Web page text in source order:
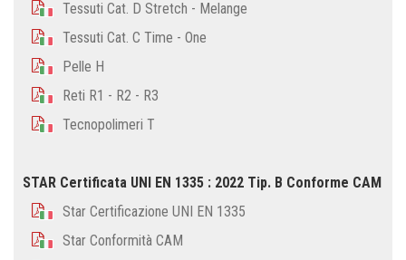
Tessuti Cat. D Stretch - Melange
Tessuti Cat. C Time - One
Pelle H
Reti R1 - R2 - R3
Tecnopolimeri T
STAR Certificata UNI EN 1335 : 2022 Tip. B Conforme CAM
Star Certificazione UNI EN 1335
Star Conformità CAM